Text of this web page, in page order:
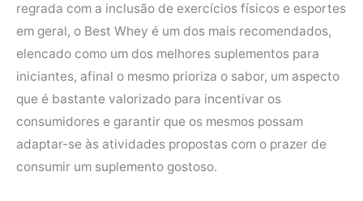
regrada com a inclusão de exercícios físicos e esportes
em geral, o Best Whey é um dos mais recomendados,
elencado como um dos melhores suplementos para
iniciantes, afinal o mesmo prioriza o sabor, um aspecto
que é bastante valorizado para incentivar os
consumidores e garantir que os mesmos possam
adaptar-se às atividades propostas com o prazer de
consumir um suplemento gostoso.